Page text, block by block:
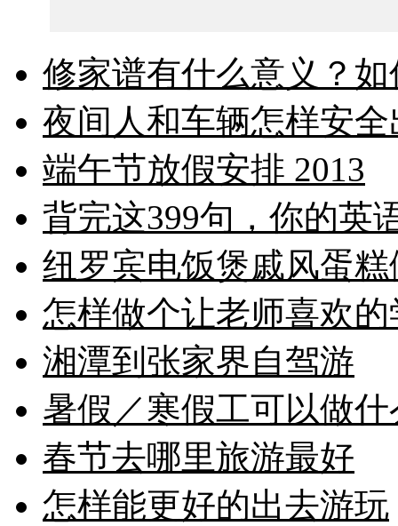
修家谱有什么意义？
夜间人和车辆怎样安全
端午节放假安排 2013
背完这399句，你的英
纽罗宾电饭煲戚风蛋糕
怎样做个让老师喜欢的
湘潭到张家界自驾游
暑假／寒假工可以做什
春节去哪里旅游最好
怎样能更好的出去游玩